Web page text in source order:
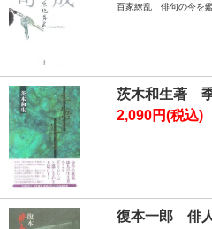
百家繚乱 俳句の今を鑑
茨木和生著
2,090円(税込)
復本一郎 俳